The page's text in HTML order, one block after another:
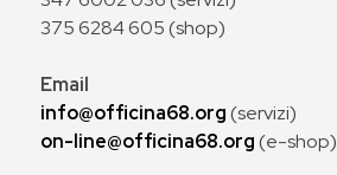
375 6284 605 (shop)
Email
info@officina68.org(servizi)
on-line@officina68.org(e-shop)